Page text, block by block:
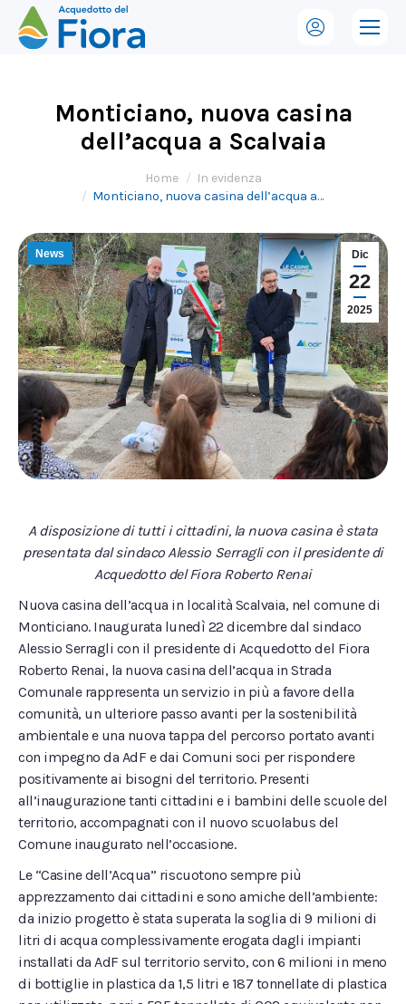
Monticiano, nuova casina
dell’acqua a Scalvaia
Home
In evidenza
Monticiano, nuova casina dell’acqua a…
Dic
22
2025
News
A disposizione di tutti i cittadini, la nuova casina è stata
presentata dal sindaco Alessio Serragli con il presidente di
Acquedotto del Fiora Roberto Renai
Nuova casina dell’acqua in località Scalvaia, nel comune di
Monticiano. Inaugurata lunedì 22 dicembre dal sindaco
Alessio Serragli con il presidente di Acquedotto del Fiora
Roberto Renai, la nuova casina dell’acqua in Strada
Comunale rappresenta un servizio in più a favore della
comunità, un ulteriore passo avanti per la sostenibilità
ambientale e una nuova tappa del percorso portato avanti
con impegno da AdF e dai Comuni soci per rispondere
positivamente ai bisogni del territorio. Presenti
all’inaugurazione tanti cittadini e i bambini delle scuole del
territorio, accompagnati con il nuovo scuolabus del
Comune inaugurato nell’occasione.
Le “Casine dell’Acqua” riscuotono sempre più
apprezzamento dai cittadini e sono amiche dell’ambiente:
da inizio progetto è stata superata la soglia di 9 milioni di
litri di acqua complessivamente erogata dagli impianti
installati da AdF sul territorio servito, con 6 milioni in meno
di bottiglie in plastica da 1,5 litri e 187 tonnellate di plastica